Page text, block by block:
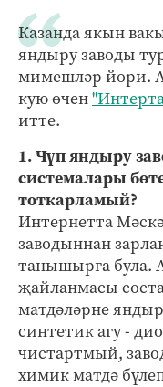
Казанда якын
яндыру заводы
мимешләр йөри.
кую өчен
итте.
1. Чүп яндыру
системалары
тоткарламый?
Интернетта
заводыннан
танышырга була.
җайланмасы
матдәләрне
синтетик агу -
чистартмый,
химик матдә